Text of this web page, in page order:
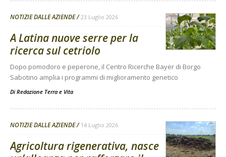
NOTIZIE DALLE AZIENDE 23 Luglio 2026
A Latina nuove serre per la
ricerca sul cetriolo
Dopo pomodoro e peperone, il Centro Ricerche Bayer di Borgo
Sabotino amplia i programmi di miglioramento genetico
Di Redazione Terra e Vita
NOTIZIE DALLE AZIENDE 14 Luglio 2026
Agricoltura rigenerativa, nasce